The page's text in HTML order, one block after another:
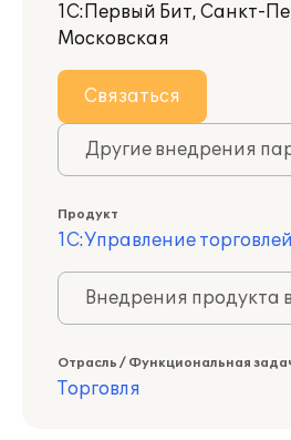
1С:Первый Бит, Санкт-
Московская
Связаться
Другие внедрения
Продукт
1С:Управление
Внедрения продукта
Отрасль / Функциональная
Торговля